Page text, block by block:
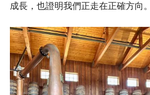
成長，也證明我們正走在正確方向。